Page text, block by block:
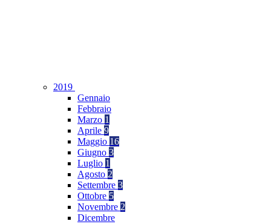
2019
Gennaio
Febbraio
Marzo 1
Aprile 9
Maggio 16
Giugno 3
Luglio 1
Agosto 2
Settembre 3
Ottobre 5
Novembre 2
Dicembre